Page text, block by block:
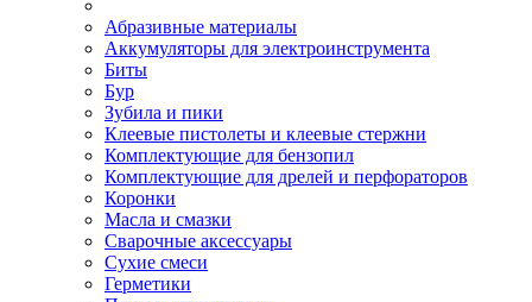
Абразивные материалы
Аккумуляторы для электроинструмента
Биты
Бур
Зубила и пики
Клеевые пистолеты и клеевые стержни
Комплектующие для бензопил
Комплектующие для дрелей и перфораторов
Коронки
Масла и смазки
Сварочные аксессуары
Сухие смеси
Герметики